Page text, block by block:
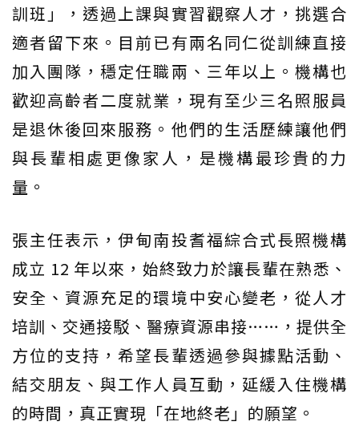
訓班」，透過上課與實習觀察人才，挑選合
適者留下來。目前已有兩名同仁從訓練直接
加入團隊，穩定任職兩、三年以上。機構也
歡迎高齡者二度就業，現有至少三名照服員
是退休後回來服務。他們的生活歷練讓他們
與長輩相處更像家人，是機構最珍貴的力
量。
張主任表示，伊甸南投耆福綜合式長照機構
成立 12 年以來，始終致力於讓長輩在熟悉、
安全、資源充足的環境中安心變老，從人才
培訓、交通接駁、醫療資源串接……，提供全
方位的支持，希望長輩透過參與據點活動、
結交朋友、與工作人員互動，延緩入住機構
的時間，真正實現「在地終老」的願望。